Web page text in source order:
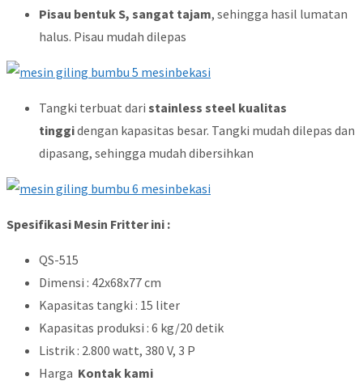
Pisau bentuk S, sangat tajam, sehingga hasil lumatan
halus. Pisau mudah dilepas
Tangki terbuat dari stainless steel kualitas
tinggidengan kapasitas besar. Tangki mudah dilepas dan
dipasang, sehingga mudah dibersihkan
Spesifikasi Mesin Fritter ini :
QS-515
Dimensi : 42x68x77 cm
Kapasitas tangki : 15 liter
Kapasitas produksi : 6 kg/20 detik
Listrik : 2.800 watt, 380 V, 3 P
Harga Kontak kami